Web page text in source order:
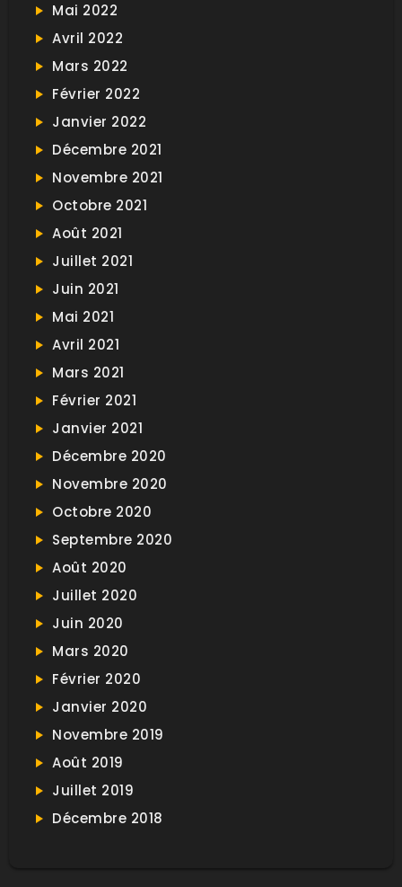
Mai 2022
Avril 2022
Mars 2022
Février 2022
Janvier 2022
Décembre 2021
Novembre 2021
Octobre 2021
Août 2021
Juillet 2021
Juin 2021
Mai 2021
Avril 2021
Mars 2021
Février 2021
Janvier 2021
Décembre 2020
Novembre 2020
Octobre 2020
Septembre 2020
Août 2020
Juillet 2020
Juin 2020
Mars 2020
Février 2020
Janvier 2020
Novembre 2019
Août 2019
Juillet 2019
Décembre 2018